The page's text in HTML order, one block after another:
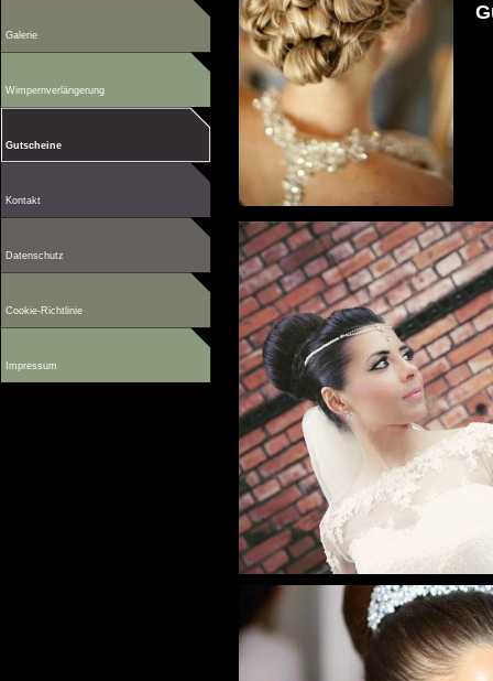
Galerie
Wimpernverlängerung
Gutscheine
Kontakt
Datenschutz
Cookie-Richtlinie
Impressum